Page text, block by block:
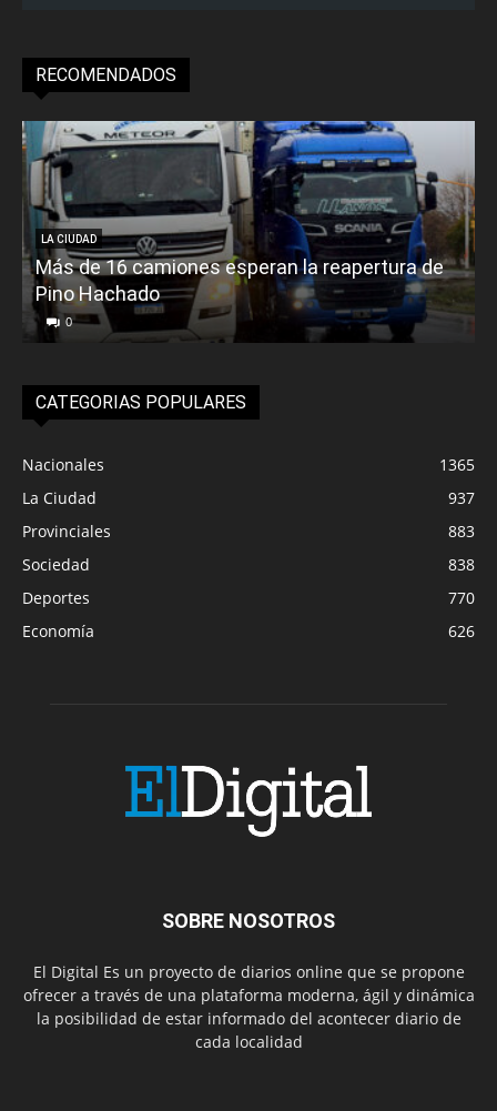
RECOMENDADOS
LA CIUDAD
Más de 16 camiones esperan la reapertura de
Pino Hachado
0
CATEGORIAS POPULARES
Nacionales
1365
La Ciudad
937
Provinciales
883
Sociedad
838
Deportes
770
Economía
626
SOBRE NOSOTROS
El Digital Es un proyecto de diarios online que se propone
ofrecer a través de una plataforma moderna, ágil y dinámica
la posibilidad de estar informado del acontecer diario de
cada localidad